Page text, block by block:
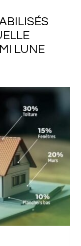
LUNE